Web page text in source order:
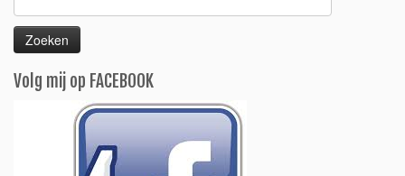
naar:
Volg mij op FACEBOOK